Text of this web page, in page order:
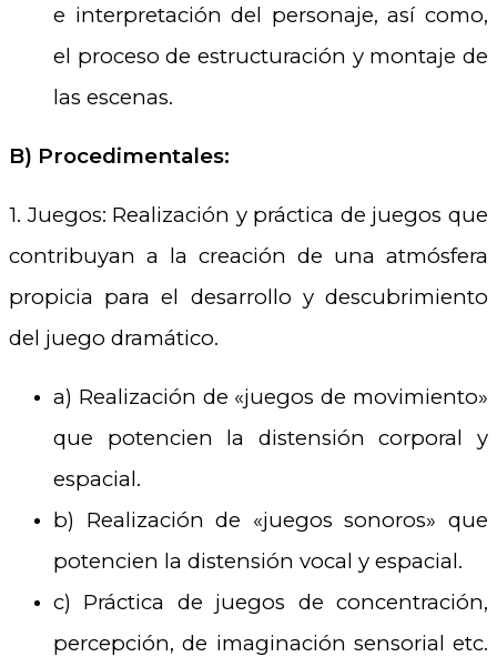
e interpretación del personaje, así como,
el proceso de estructuración y montaje de
las escenas.
B) Procedimentales:
1. Juegos: Realización y práctica de juegos que
contribuyan a la creación de una atmósfera
propicia para el desarrollo y descubrimiento
del juego dramático.
a) Realización de «juegos de movimiento»
que potencien la distensión corporal y
espacial.
b) Realización de «juegos sonoros» que
potencien la distensión vocal y espacial.
c) Práctica de juegos de concentración,
percepción, de imaginación sensorial etc.